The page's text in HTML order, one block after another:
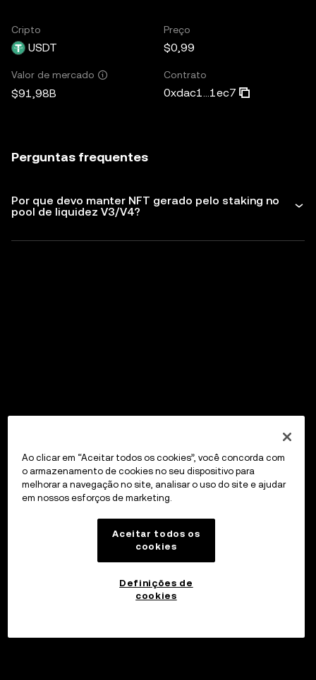
Cripto
USDT
Preço
$0,99
Valor de mercado
$91,98B
Contrato
0xdac1...1ec7
Perguntas frequentes
Por que devo manter NFT gerado pelo staking no
pool de liquidez V3/V4?
Ao clicar em “Aceitar todos os cookies”, você concorda com
o armazenamento de cookies no seu dispositivo para
melhorar a navegação no site, analisar o uso do site e ajudar
em nossos esforços de marketing.
Aceitar todos os
cookies
Definições de
cookies